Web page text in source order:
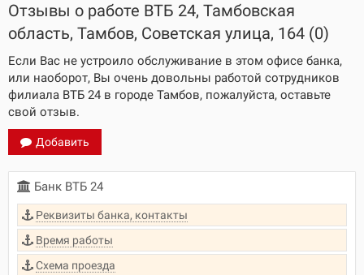
Отзывы о работе ВТБ 24, Тамбовская
область, Тамбов, Советская улица, 164 (0)
Если Вас не устроило обслуживание в этом офисе банка,
или наоборот, Вы очень довольны работой сотрудников
филиала ВТБ 24 в городе Тамбов, пожалуйста, оставьте
свой отзыв.
Добавить
Банк ВТБ 24
Реквизиты банка, контакты
Время работы
Схема проезда